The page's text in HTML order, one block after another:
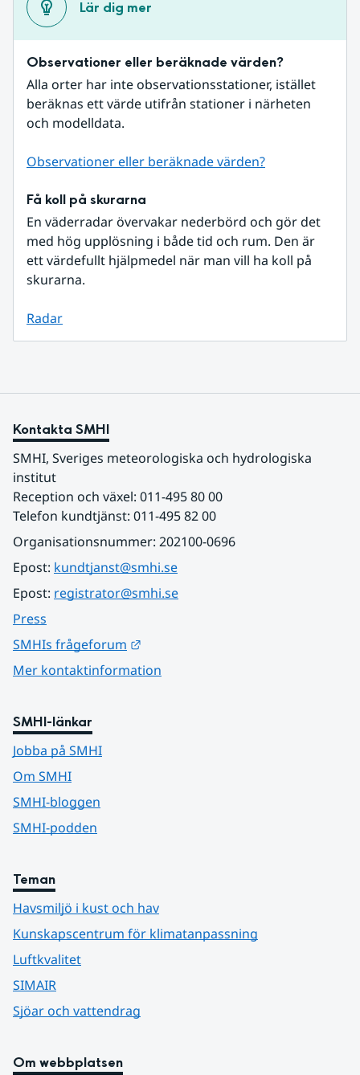
Lär dig mer
Observationer eller beräknade värden?
Alla orter har inte observationsstationer, istället
beräknas ett värde utifrån stationer i närheten
och modelldata.
Observationer eller beräknade värden?
Få koll på skurarna
En väderradar övervakar nederbörd och gör det
med hög upplösning i både tid och rum. Den är
ett värdefullt hjälpmedel när man vill ha koll på
skurarna.
Radar
Kontakta SMHI
SMHI, Sveriges meteorologiska och hydrologiska
institut
Reception och växel: 011-495 80 00
Telefon kundtjänst: 011-495 82 00
Organisationsnummer: 202100-0696
Epost: kundtjanst@smhi.se
Epost: registrator@smhi.se
Press
SMHIs frågeforum
Mer kontaktinformation
SMHI-länkar
Jobba på SMHI
Om SMHI
SMHI-bloggen
SMHI-podden
Teman
Havsmiljö i kust och hav
Kunskapscentrum för klimatanpassning
Luftkvalitet
SIMAIR
Sjöar och vattendrag
Om webbplatsen